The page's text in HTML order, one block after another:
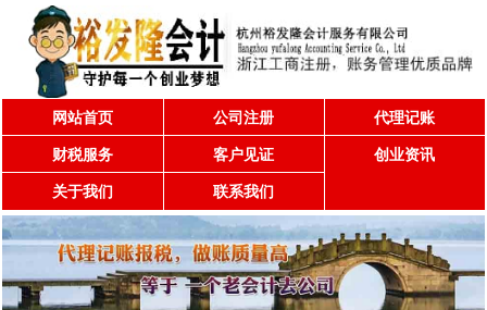
网站首页 公司注册 代理记账
财税服务 客户见证 创业资讯
关于我们 联系我们